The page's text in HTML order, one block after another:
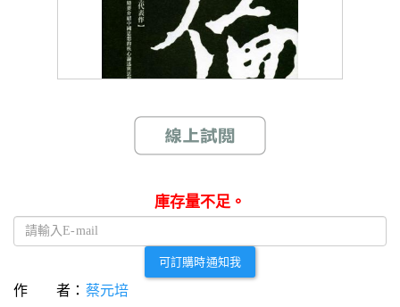
庫存量不足。
可訂購時通知我
作 者： 蔡元培